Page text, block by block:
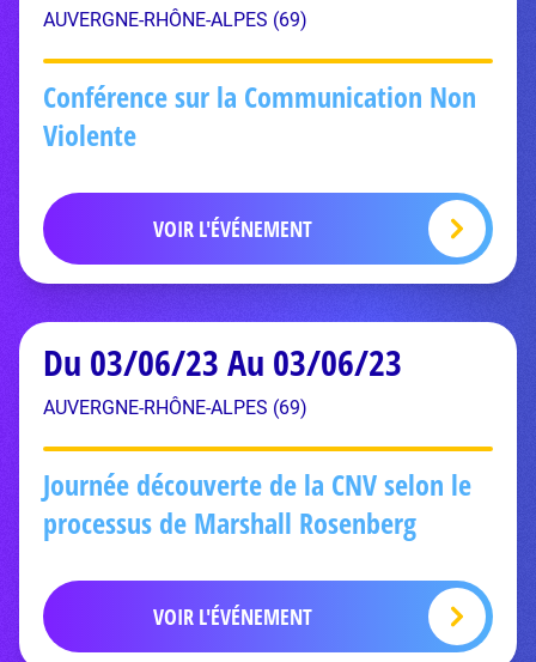
AUVERGNE-RHÔNE-ALPES (69)
Conférence sur la Communication Non
Violente
VOIR L'ÉVÉNEMENT
Du 03/06/23 Au 03/06/23
AUVERGNE-RHÔNE-ALPES (69)
Journée découverte de la CNV selon le
processus de Marshall Rosenberg
VOIR L'ÉVÉNEMENT